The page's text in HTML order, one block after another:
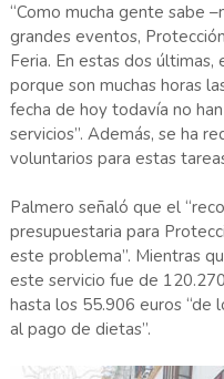
“Como mucha gente sabe
grandes eventos,
Feria. En estas dos
porque son muchas horas
fecha de hoy todavía no
servicios”. Además, se ha
voluntarios para estas
Palmero señaló que el
presupuestaria para
este problema”. Mientras
este servicio fue de
hasta los 55.906 euros “de
al pago de dietas”.